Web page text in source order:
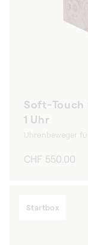
Soft-Touch
1 Uhr
Uhrenbeweger
Normaler
CHF 550.00
Startbox